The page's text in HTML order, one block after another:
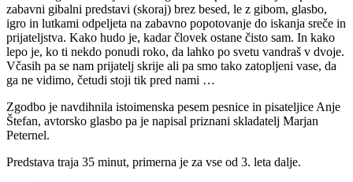
zabavni gibalni predstavi (skoraj) brez besed, le z gibom, glasbo,
igro in lutkami odpeljeta na zabavno popotovanje do iskanja sreče in
prijateljstva. Kako hudo je, kadar človek ostane čisto sam. In kako
lepo je, ko ti nekdo ponudi roko, da lahko po svetu vandraš v dvoje.
Včasih pa se nam prijatelj skrije ali pa smo tako zatopljeni vase, da
ga ne vidimo, četudi stoji tik pred nami …
Zgodbo je navdihnila istoimenska pesem pesnice in pisateljice Anje
Štefan, avtorsko glasbo pa je napisal priznani skladatelj Marjan
Peternel.
Predstava traja 35 minut, primerna je za vse od 3. leta dalje.